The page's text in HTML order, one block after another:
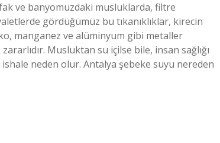
ve banyomuzdaki musluklarda, filtre
gördüğümüz bu tıkanıklıklar, kirecin
manganez ve alüminyum gibi metaller
Musluktan su içilse bile, insan sağlığı
neden olur. Antalya şebeke suyu nereden